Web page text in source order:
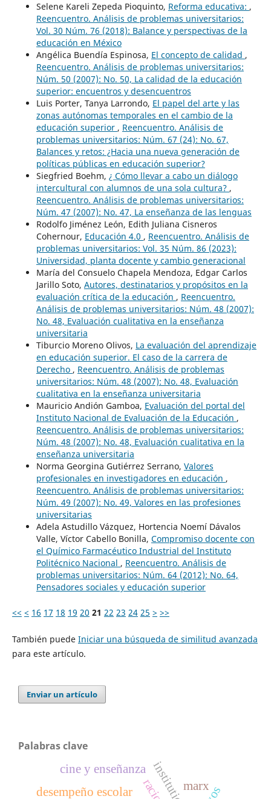
Selene Kareli Zepeda Pioquinto, Reforma educativa: ,
Reencuentro. Análisis de problemas universitarios:
Vol. 30 Núm. 76 (2018): Balance y perspectivas de la
educación en México
Angélica Buendía Espinosa, El concepto de calidad ,
Reencuentro. Análisis de problemas universitarios:
Núm. 50 (2007): No. 50, La calidad de la educación
superior: encuentros y desencuentros
Luis Porter, Tanya Larrondo, El papel del arte y las
zonas autónomas temporales en el cambio de la
educación superior , Reencuentro. Análisis de
problemas universitarios: Núm. 67 (24): No. 67,
Balances y retos: ¿Hacia una nueva generación de
políticas públicas en educación superior?
Siegfried Boehm, ¿ Cómo llevar a cabo un diálogo
intercultural con alumnos de una sola cultura? ,
Reencuentro. Análisis de problemas universitarios:
Núm. 47 (2007): No. 47, La enseñanza de las lenguas
Rodolfo Jiménez León, Edith Juliana Cisneros
Cohernour, Educación 4.0 , Reencuentro. Análisis de
problemas universitarios: Vol. 35 Núm. 86 (2023):
Universidad, planta docente y cambio generacional
María del Consuelo Chapela Mendoza, Edgar Carlos
Jarillo Soto, Autores, destinatarios y propósitos en la
evaluación crítica de la educación , Reencuentro.
Análisis de problemas universitarios: Núm. 48 (2007):
No. 48, Evaluación cualitativa en la enseñanza
universitaria
Tiburcio Moreno Olivos, La evaluación del aprendizaje
en educación superior. El caso de la carrera de
Derecho , Reencuentro. Análisis de problemas
universitarios: Núm. 48 (2007): No. 48, Evaluación
cualitativa en la enseñanza universitaria
Mauricio Andión Gamboa, Evaluación del portal del
Instituto Nacional de Evaluación de la Educación ,
Reencuentro. Análisis de problemas universitarios:
Núm. 48 (2007): No. 48, Evaluación cualitativa en la
enseñanza universitaria
Norma Georgina Gutiérrez Serrano, Valores
profesionales en investigadores en educación ,
Reencuentro. Análisis de problemas universitarios:
Núm. 49 (2007): No. 49, Valores en las profesiones
universitarias
Adela Astudillo Vázquez, Hortencia Noemí Dávalos
Valle, Víctor Cabello Bonilla, Compromiso docente con
el Químico Farmacéutico Industrial del Instituto
Politécnico Nacional , Reencuentro. Análisis de
problemas universitarios: Núm. 64 (2012): No. 64,
Pensadores sociales y educación superior
<< < 16 17 18 19 20 21 22 23 24 25 > >>
También puede Iniciar una búsqueda de similitud avanzada
para este artículo.
Enviar un artículo
Palabras clave
desempeño escolar marx
cine y enseñanza